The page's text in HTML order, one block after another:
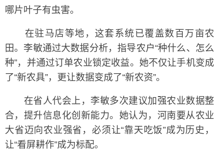
哪片叶子有虫害。
在驻马店等地，这套系统已覆盖数百万亩农
田。李敏通过大数据分析，指导农户“种什么、怎么
种”，并通过订单农业锁定收益。她不仅让手机变成
了“新农具”，更让数据变成了“新农资”。
在省人代会上，李敏多次建议加强农业数据整
合，提升信息化创新能力。她认为，河南要从农业
大省迈向农业强省，必须让“靠天吃饭”成为历史，
让“看屏耕作”成为标配。